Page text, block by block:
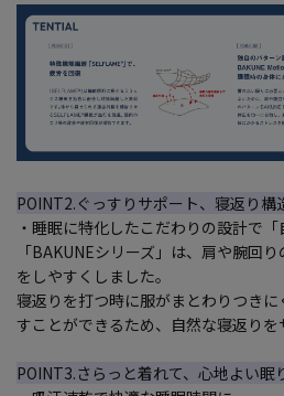
POINT2.ぐっすりサポート、寝返り構
・睡眠に特化したこだわりの設計で
「BAKUNEシリーズ」は、肩や腕回
をしやすくしました。
寝返りを打つ時に服がまとわりつき
すことができるため、自然な寝返りを
POINT3.さらっと着れて、心地よい眠